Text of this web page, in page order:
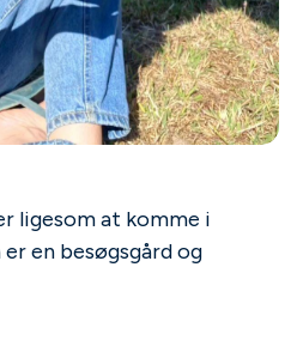
ligesom at komme i
en besøgsgård og